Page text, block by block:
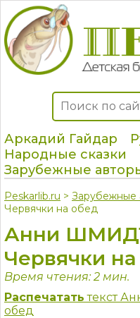
Аркадий Гайдар
Народные сказки
Зарубежные
Peskarlib.ru > Зарубежные
Червячки на обед
Анни
Червячки
Время чтения: 2 мин.
Распечатать текст
обед